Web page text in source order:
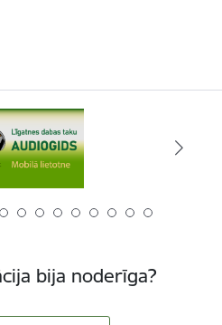
bija noderīga?